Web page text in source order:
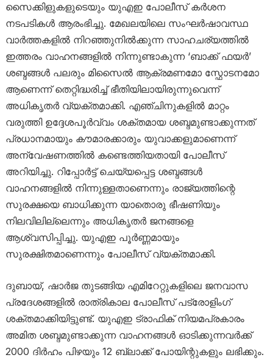
സൈക്കിളുകളുടെയും യുഎഇ പോലീസ് കർശന
നടപടികൾ ആരംഭിച്ചു. മേഖലയിലെ സംഘർഷാവസ്ഥ
വാർത്തകളിൽ നിറഞ്ഞുനിൽക്കുന്ന സാഹചര്യത്തിൽ
ഇത്തരം വാഹനങ്ങളിൽ നിന്നുണ്ടാകുന്ന ‘ബാക്ക് ഫയർ’
ശബ്ദങ്ങൾ പലരും മിസൈൽ ആക്രമണമോ സ്ഫോടനമോ
ആണെന്ന് തെറ്റിദ്ധരിച്ച് ഭീതിയിലായിരുന്നുവെന്ന്
അധികൃതർ വ്യക്തമാക്കി. എഞ്ചിനുകളിൽ മാറ്റം
വരുത്തി ഉദ്ദേശപൂർവ്വം ശക്തമായ ശബ്ദമുണ്ടാക്കുന്നത്
പ്രധാനമായും കൗമാരക്കാരും യുവാക്കളുമാണെന്ന്
അന്വേഷണത്തിൽ കണ്ടെത്തിയതായി പോലീസ്
അറിയിച്ചു. റിപ്പോർട്ട് ചെയ്യപ്പെട്ട ശബ്ദങ്ങൾ
വാഹനങ്ങളിൽ നിന്നുള്ളതാണെന്നും രാജ്യത്തിന്റെ
സുരക്ഷയെ ബാധിക്കുന്ന യാതൊരു ഭീഷണിയും
നിലവിലില്ലെന്നും അധികൃതർ ജനങ്ങളെ
ആശ്വസിപ്പിച്ചു. യുഎഇ പൂർണ്ണമായും
സുരക്ഷിതമാണെന്നും പോലീസ് വ്യക്തമാക്കി.
ദുബായ്, ഷാർജ തുടങ്ങിയ എമിറേറ്റുകളിലെ ജനവാസ
പ്രദേശങ്ങളിൽ രാത്രികാല പോലീസ് പട്രോളിംഗ്
ശക്തമാക്കിയിട്ടുണ്ട്. യുഎഇ ട്രാഫിക് നിയമപ്രകാരം
അമിത ശബ്ദമുണ്ടാക്കുന്ന വാഹനങ്ങൾ ഓടിക്കുന്നവർക്ക്
2000 ദിർഹം പിഴയും 12 ബ്ലാക്ക് പോയിന്റുകളും ലഭിക്കും.